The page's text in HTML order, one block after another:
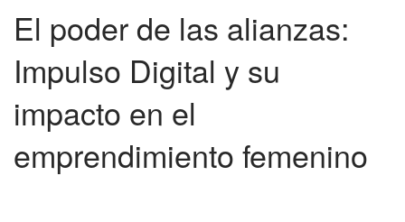
El poder de las alianzas:
Impulso Digital y su
impacto en el
emprendimiento femenino